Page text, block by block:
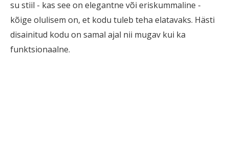
su stiil - kas see on elegantne või eriskummaline -
kõige olulisem on, et kodu tuleb teha elatavaks. Hästi
disainitud kodu on samal ajal nii mugav kui ka
funktsionaalne.